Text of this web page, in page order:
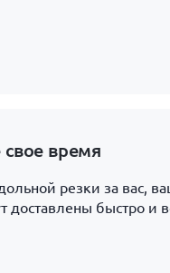
время
резки за вас,
доставлены быстро и